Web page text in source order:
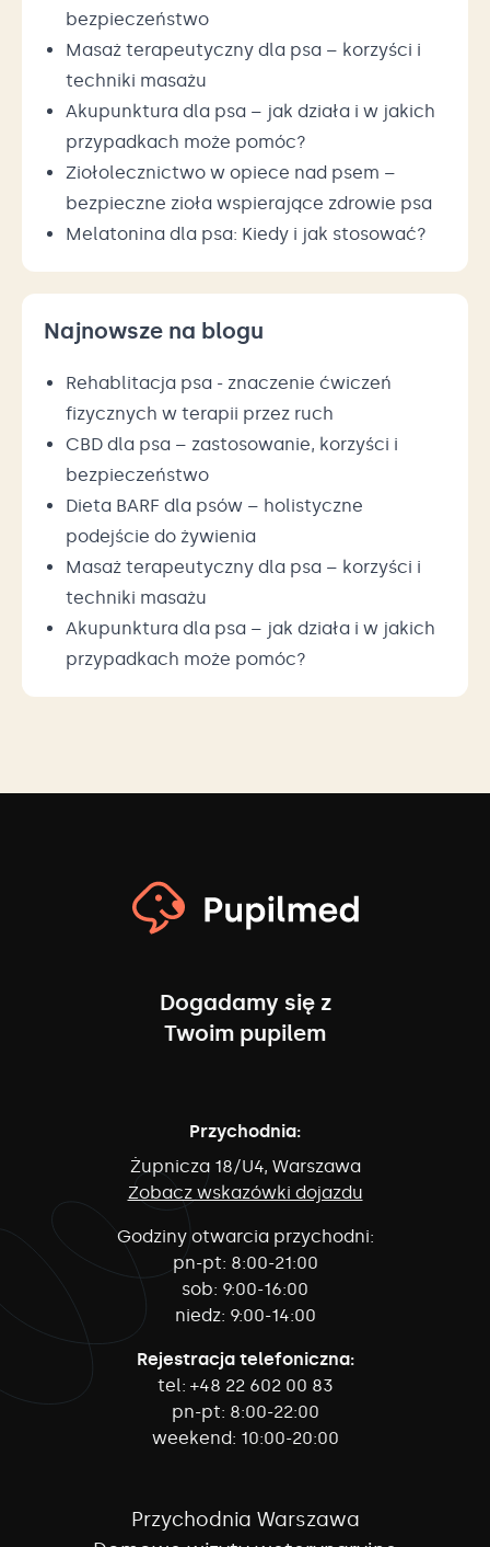
bezpieczeństwo
Masaż terapeutyczny dla psa – korzyści i
techniki masażu
Akupunktura dla psa – jak działa i w jakich
przypadkach może pomóc?
Ziołolecznictwo w opiece nad psem –
bezpieczne zioła wspierające zdrowie psa
Melatonina dla psa: Kiedy i jak stosować?
Najnowsze na blogu
Rehablitacja psa - znaczenie ćwiczeń
fizycznych w terapii przez ruch
CBD dla psa – zastosowanie, korzyści i
bezpieczeństwo
Dieta BARF dla psów – holistyczne
podejście do żywienia
Masaż terapeutyczny dla psa – korzyści i
techniki masażu
Akupunktura dla psa – jak działa i w jakich
przypadkach może pomóc?
Dogadamy się z
Twoim pupilem
Przychodnia:
Żupnicza 18/U4, Warszawa
Zobacz wskazówki dojazdu
Godziny otwarcia przychodni:
pn-pt: 8:00-21:00
sob: 9:00-16:00
niedz: 9:00-14:00
Rejestracja telefoniczna:
tel: +48 22 602 00 83
pn-pt: 8:00-22:00
weekend: 10:00-20:00
Przychodnia Warszawa